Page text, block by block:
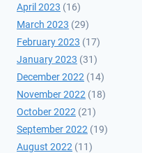
April 2023 (16)
March 2023 (29)
February 2023 (17)
January 2023 (31)
December 2022 (14)
November 2022 (18)
October 2022 (21)
September 2022 (19)
August 2022 (11)